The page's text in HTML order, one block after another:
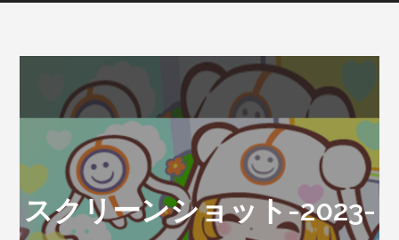
スクリーンショット-2023-